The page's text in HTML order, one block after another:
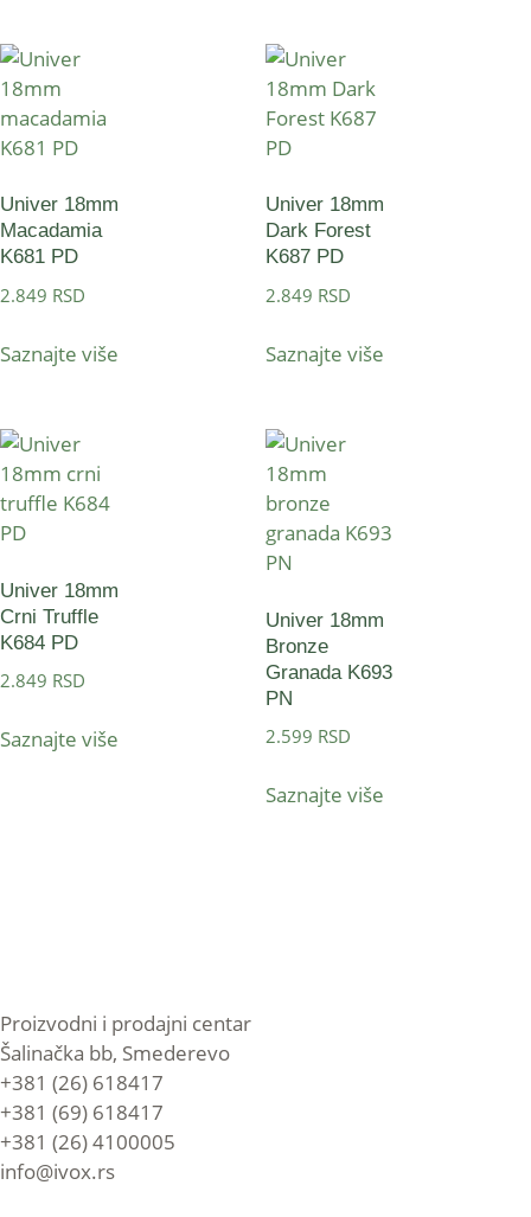
Univer 18mm
Macadamia
K681 PD
2.849 RSD
Saznajte više
Univer 18mm
Dark Forest
K687 PD
2.849 RSD
Saznajte više
Univer 18mm
Crni Truffle
K684 PD
2.849 RSD
Saznajte više
Univer 18mm
Bronze
Granada K693
PN
2.599 RSD
Saznajte više
Proizvodni i prodajni centar
Šalinačka bb, Smederevo
+381 (26) 618417
+381 (69) 618417
+381 (26) 4100005
info@ivox.rs